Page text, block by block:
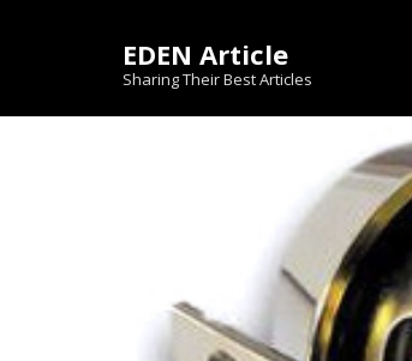
EDEN Article
Sharing Their Best Articles